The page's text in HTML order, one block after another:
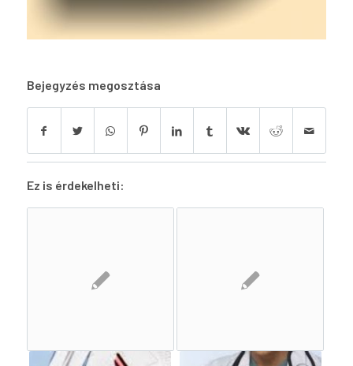
Bejegyzés megosztása
Ez is érdekelheti: